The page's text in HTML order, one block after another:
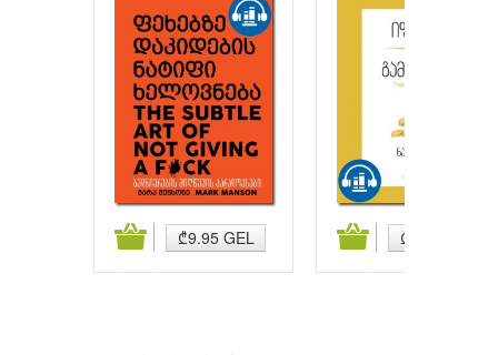
₾9.95 GEL ₾9.95 GEL
კალათაში დამატება კალათაში დამატება